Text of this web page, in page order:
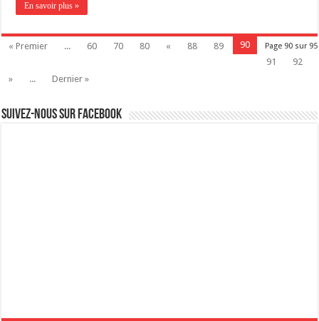
En savoir plus »
Page 90 sur 95
« Premier ... 60 70 80 « 88 89
90
91
92
»
... Dernier »
Suivez-nous sur Facebook